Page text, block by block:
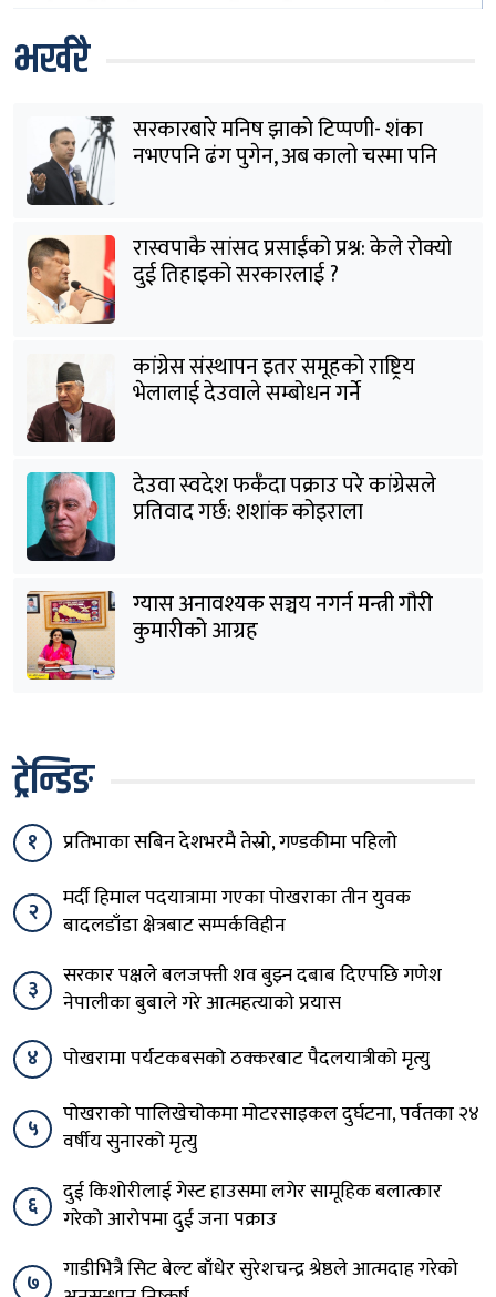
भर्खरै
सरकारबारे मनिष झाको टिप्पणी- शंका
नभएपनि ढंग पुगेन, अब कालो चस्मा पनि
रास्वपाकै सांसद प्रसाईंको प्रश्न: केले रोक्यो
दुई तिहाइको सरकारलाई ?
कांग्रेस संस्थापन इतर समूहको राष्ट्रिय
भेलालाई देउवाले सम्बोधन गर्ने
देउवा स्वदेश फर्कँदा पक्राउ परे कांग्रेसले
प्रतिवाद गर्छ: शशांक कोइराला
ग्यास अनावश्यक सञ्चय नगर्न मन्त्री गौरी
कुमारीको आग्रह
ट्रेन्डिङ
१ प्रतिभाका सबिन देशभरमै तेस्रो, गण्डकीमा पहिलो
२
मर्दी हिमाल पदयात्रामा गएका पोखराका तीन युवक
बादलडाँडा क्षेत्रबाट सम्पर्कविहीन
३
सरकार पक्षले बलजफ्ती शव बुझ्न दबाब दिएपछि गणेश
नेपालीका बुबाले गरे आत्महत्याको प्रयास
४
पोखरामा पर्यटकबसको ठक्करबाट पैदलयात्रीको मृत्यु
५
पोखराको पालिखेचोकमा मोटरसाइकल दुर्घटना, पर्वतका २४
वर्षीय सुनारको मृत्यु
६
दुई किशोरीलाई गेस्ट हाउसमा लगेर सामूहिक बलात्कार
गरेको आरोपमा दुई जना पक्राउ
७
गाडीभित्रै सिट बेल्ट बाँधेर सुरेशचन्द्र श्रेष्ठले आत्मदाह गरेको